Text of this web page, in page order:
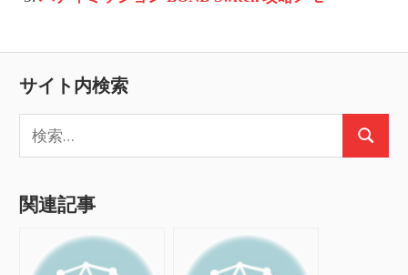
サイト内検索
索:
検
関連記事